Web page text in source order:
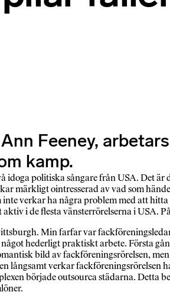
Feeney,
kamp.
idoga politiska sångare från USA. Det
märkligt ointresserad av vad som
verkar ha några problem med att
i de flesta vänsterrörelserna i USA.
Min farfar var
hederligt praktiskt arbete. Första
bild av fackföreningsrörelsen,
långsamt verkar fackföreningsrörelsen
började outsourca städarna.